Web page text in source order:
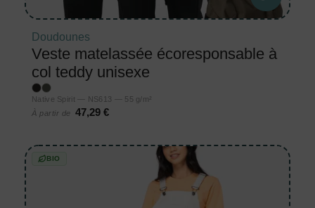
Doudounes
Veste matelassée écoresponsable à
col teddy unisexe
Native Spirit — NS613 — 55 g/m²
À partir de
47,29 €
BIO